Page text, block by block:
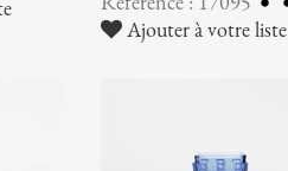
Ajouter à votre liste